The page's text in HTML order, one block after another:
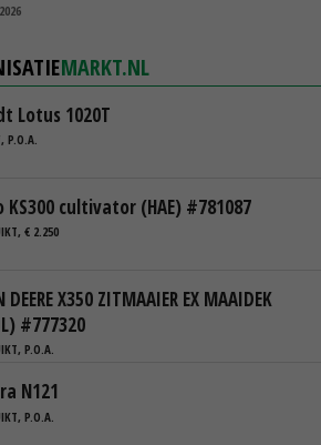
MARKT.NL
Lotus 1020T
P.O.A.
KS300 cultivator (HAE) #781087
€ 2.250
DEERE X350 ZITMAAIER EX MAAIDEK
#777320
P.O.A.
N121
P.O.A.